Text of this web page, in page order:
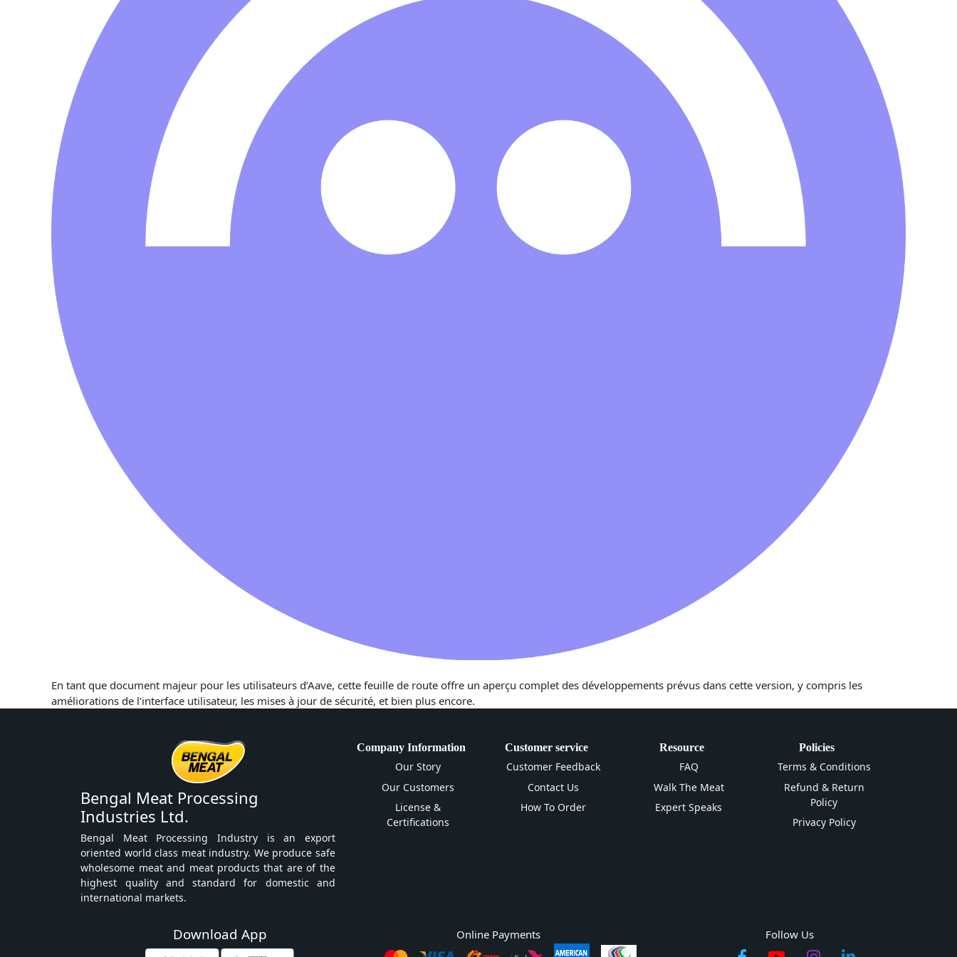
En tant que document majeur pour les utilisateurs d’Aave, cette feuille de route offre un aperçu complet des développements prévus dans cette version, y compris les
améliorations de l’interface utilisateur, les mises à jour de sécurité, et bien plus encore.
Bengal Meat Processing
Industries Ltd.
Bengal Meat Processing Industry is an export
oriented world class meat industry. We produce safe
wholesome meat and meat products that are of the
highest quality and standard for domestic and
international markets.
Company Information
Our Story
Our Customers
License &
Certifications
Customer service
Customer Feedback
Contact Us
How To Order
Resource
FAQ
Walk The Meat
Expert Speaks
Policies
Terms & Conditions
Refund & Return
Policy
Privacy Policy
Download App Online Payments Follow Us